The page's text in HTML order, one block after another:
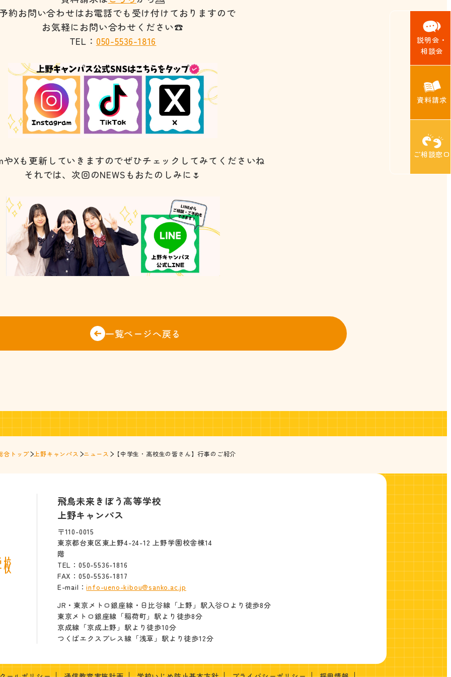
約お問い合わせはお電話でも受け付けておりますので
お気軽にお問い合わせください☎️
TEL： 050-5536-1816
Xも更新していきますのでぜひチェックしてみてくださいね
それでは、次回のNEWSもおたのしみに🌷
一覧ページへ戻る
説明会・
相談会
資料請求
ご相談窓口
合トップ 上野キャンパス ニュース 【中学生・高校生の皆さん】行事のご紹介
飛鳥未来きぼう高等学校
上野キャンパス
〒110-0015
東京都台東区東上野4-24-12 上野学園校舎棟14
階
TEL：050-5536-1816
FAX：050-5536-1817
E-mail：info-ueno-kibou@sanko.ac.jp
JR・東京メトロ銀座線・日比谷線「上野」駅入谷口より徒歩8分
東京メトロ銀座線「稲荷町」駅より徒歩8分
京成線「京成上野」駅より徒歩10分
つくばエクスプレス線「浅草」駅より徒歩12分